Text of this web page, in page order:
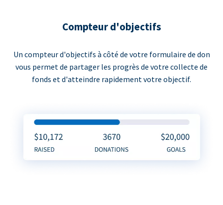
Compteur d'objectifs
Un compteur d'objectifs à côté de votre formulaire de don
vous permet de partager les progrès de votre collecte de
fonds et d'atteindre rapidement votre objectif.